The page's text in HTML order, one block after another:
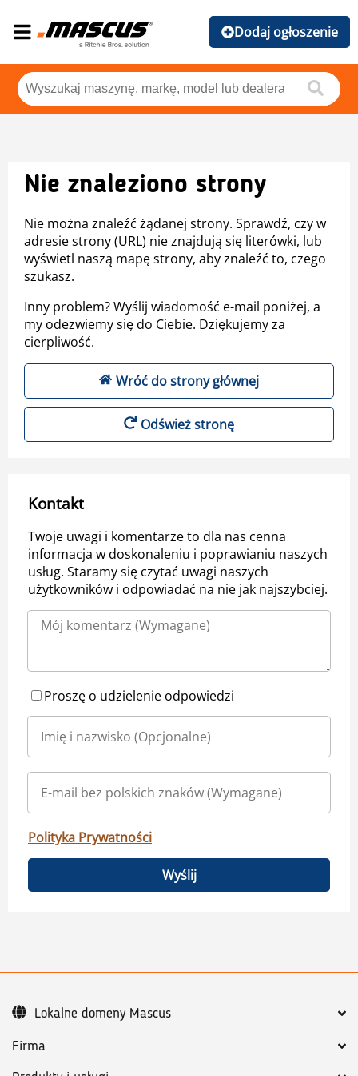
Dodaj ogłoszenie
Nie znaleziono strony
Nie można znaleźć żądanej strony. Sprawdź, czy w
adresie strony (URL) nie znajdują się literówki, lub
wyświetl naszą mapę strony, aby znaleźć to, czego
szukasz.
Inny problem? Wyślij wiadomość e-mail poniżej, a
my odezwiemy się do Ciebie. Dziękujemy za
cierpliwość.
Wróć do strony głównej
Odśwież stronę
Kontakt
Twoje uwagi i komentarze to dla nas cenna
informacja w doskonaleniu i poprawianiu naszych
usług. Staramy się czytać uwagi naszych
użytkowników i odpowiadać na nie jak najszybciej.
Proszę o udzielenie odpowiedzi
Polityka Prywatności
Wyślij
Firma
Lokalne domeny Mascus